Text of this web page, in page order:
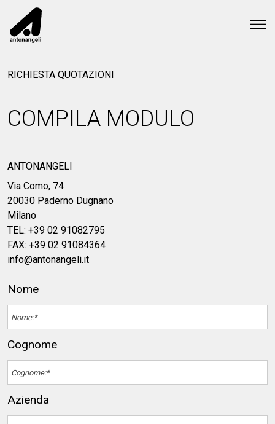
RICHIESTA QUOTAZIONI
COMPILA MODULO
ANTONANGELI
Via Como, 74
20030 Paderno Dugnano
Milano
TEL: +39 02 91082795
FAX: +39 02 91084364
info@antonangeli.it
Nome
Cognome
Azienda